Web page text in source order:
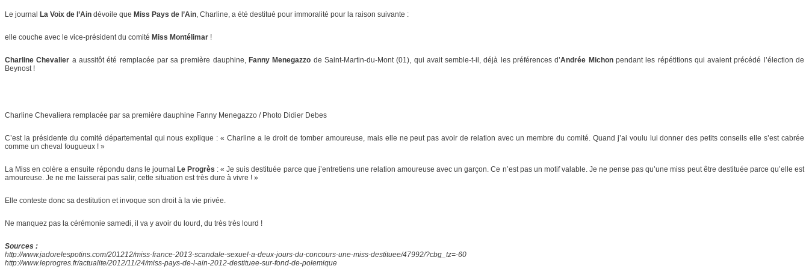
Le journal La Voix de l’Ain dévoile que Miss Pays de l’Ain , Charline, a été destitué pour immoralité pour la raison suivante :
elle couche avec le vice-président du comité Miss Montélimar !
Charline Chevalier a aussitôt été remplacée par sa première dauphine,Fanny Menegazzo de Saint-Martin-du-Mont (01), qui avait semble-t-il, déjà les préférences d’Andrée Michonpendant les répétitions qui avaient précédé l’élection de
Beynost !
Charline Chevaliera remplacée par sa première dauphine Fanny Menegazzo / Photo Didier Debes
C’est la présidente du comité départemental qui nous explique : « Charline a le droit de tomber amoureuse, mais elle ne peut pas avoir de relation avec un membre du comité. Quand j’ai voulu lui donner des petits conseils elle s’est cabrée
comme un cheval fougueux ! »
La Miss en colère a ensuite répondu dans le journal Le Progrès : « Je suis destituée parce que j’entretiens une relation amoureuse avec un garçon. Ce n’est pas un motif valable. Je ne pense pas qu’une miss peut être destituée parce qu’elle est
amoureuse. Je ne me laisserai pas salir, cette situation est très dure à vivre ! »
Elle conteste donc sa destitution et invoque son droit à la vie privée.
Ne manquez pas la cérémonie samedi, il va y avoir du lourd, du très très lourd !
Sources :
http://www.jadorelespotins.com/201212/miss-france-2013-scandale-sexuel-a-deux-jours-du-concours-une-miss-destituee/47992/?cbg_tz=-60
http://www.leprogres.fr/actualite/2012/11/24/miss-pays-de-l-ain-2012-destituee-sur-fond-de-polemique